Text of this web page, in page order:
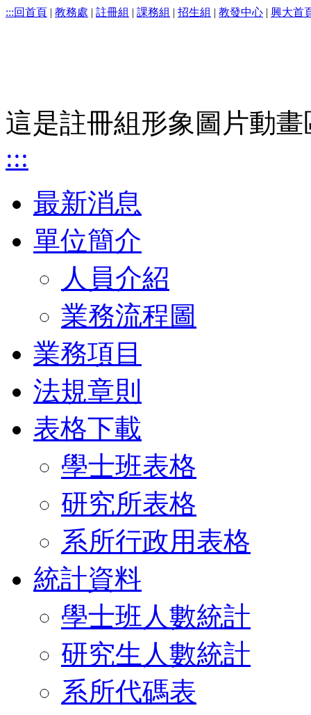
:::回首頁 | 教務處 | 註冊組 | 課務組 | 招生組 | 教發中心 | 興大首
這是註冊組形象圖片動畫
:::
最新消息
單位簡介
人員介紹
業務流程圖
業務項目
法規章則
表格下載
學士班表格
研究所表格
系所行政用表格
統計資料
學士班人數統計
研究生人數統計
系所代碼表